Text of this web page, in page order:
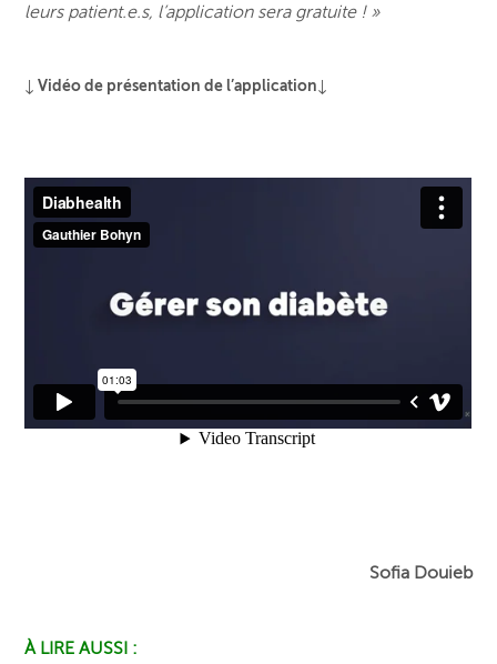
leurs patient.e.s, l’application sera gratuite ! »
↓ Vidéo de présentation de l’application↓
Sofia Douieb
À LIRE AUSSI :